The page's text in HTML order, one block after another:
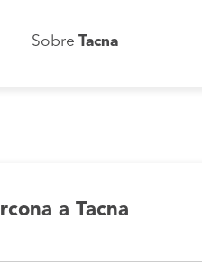
Sobre Tacna
a Tacna